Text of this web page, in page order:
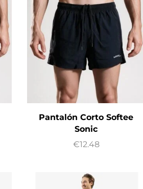
Pantalón Corto Softee
Sonic
€12.48